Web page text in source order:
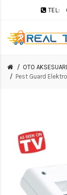
TEL:
OTO
Pest Guard